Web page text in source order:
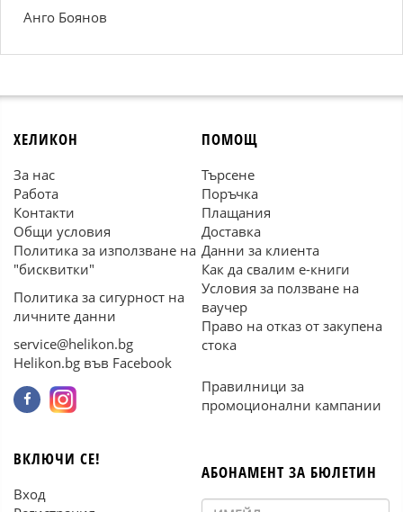
Анго Боянов
ХЕЛИКОН
За нас
Работа
Контакти
Общи условия
Политика за използване на
"бисквитки"
Политика за сигурност на
личните данни
service@helikon.bg
Helikon.bg във Facebook
ПОМОЩ
Търсене
Поръчка
Плащания
Доставка
Данни за клиента
Как да свалим е-книги
Условия за ползване на
ваучер
Право на отказ от закупена
стока
Правилници за
промоционални кампании
ВКЛЮЧИ СЕ!
Вход
АБОНАМЕНТ ЗА БЮЛЕТИН